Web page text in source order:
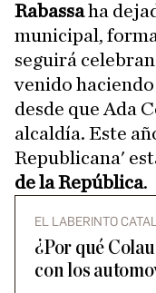
Rabassaha
municipal,
seguirá
venido
desde que Ada
alcaldía. Este
Republicana'
de la República.
EL LABERINTO
¿Por qué
con los